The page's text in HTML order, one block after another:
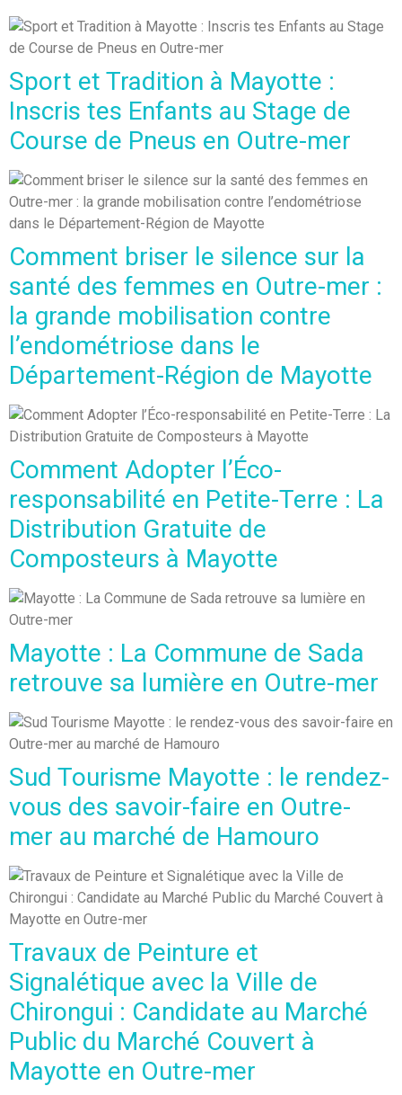
Sport et Tradition à Mayotte :
Inscris tes Enfants au Stage de
Course de Pneus en Outre-mer
Comment briser le silence sur la
santé des femmes en Outre-mer :
la grande mobilisation contre
l’endométriose dans le
Département-Région de Mayotte
Comment Adopter l’Éco-
responsabilité en Petite-Terre : La
Distribution Gratuite de
Composteurs à Mayotte
Mayotte : La Commune de Sada
retrouve sa lumière en Outre-mer
Sud Tourisme Mayotte : le rendez-
vous des savoir-faire en Outre-
mer au marché de Hamouro
Travaux de Peinture et
Signalétique avec la Ville de
Chirongui : Candidate au Marché
Public du Marché Couvert à
Mayotte en Outre-mer